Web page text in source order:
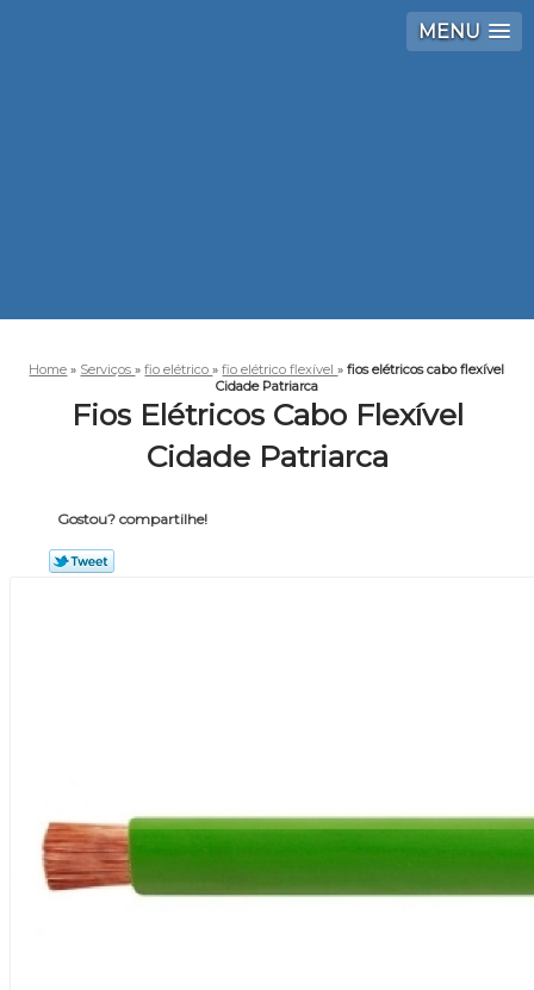
MENU
Home » Serviços»fio elétrico»fio elétrico flexível»fios elétricos cabo flexível
Cidade Patriarca
Fios Elétricos Cabo Flexível
Cidade Patriarca
Gostou? compartilhe!